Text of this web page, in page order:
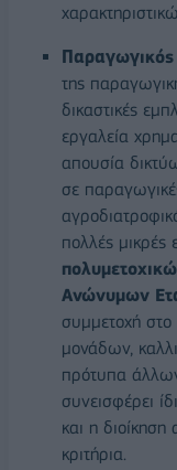
Παραγωγικός
της
δικαστικές
εργαλεία
απουσία
σε
πολλές μικρές
Ανώνυμων
συμμετοχή
μονάδων,
πρότυπα
συνεισφέρει
και η διοίκηση
κριτήρια.